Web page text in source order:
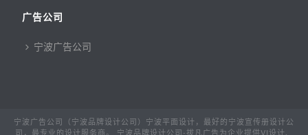
广告公司
宁波广告公司
宁波广告公司（宁波品牌设计公司）宁波平面设计，最好的宁波宣传册设计公
司，最专业的设计服务商。 宁波品牌设计公司-拔凡广告为企业提供VI设计、